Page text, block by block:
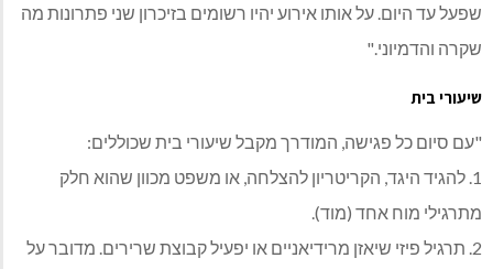
שפעל עד היום. על אותו אירוע יהיו רשומים בזיכרון שני פתרונות מה
שקרה והדמיוני."
שיעורי בית
"עם סיום כל פגישה, המודרך מקבל שיעורי בית שכוללים:
1. להגיד היגד, הקריטריון להצלחה, או משפט מכוון שהוא חלק
מתרגילי מוח אחד (מוד).
2. תרגיל פיזי שיאזן מרידיאניים או יפעיל קבוצת שרירים. מדובר על